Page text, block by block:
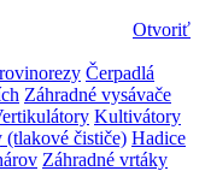
Otvoriť
Čerpadlá
Záhradné vysávače
Kultivátory
(tlakové čističe) Hadice
Záhradné vrtáky